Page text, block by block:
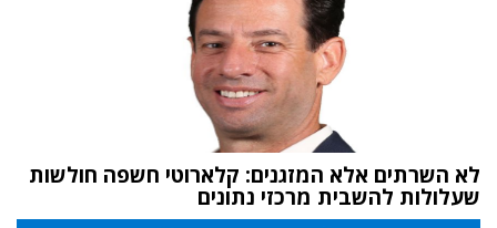
לא השרתים אלא המזגנים: קלארוטי חשפה חולשות
שעלולות להשבית מרכזי נתונים